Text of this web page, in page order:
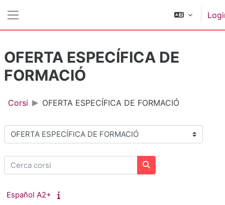
OFERTA ESPECÍFICA DE
FORMACIÓ
Corsi OFERTA ESPECÍFICA DE FORMACIÓ
Categorie di corso
Cerca corsi
Cerca corsi
Español A2+